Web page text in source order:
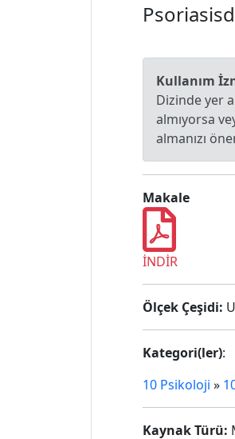
Kullanım
Dizinde yer
almıyorsa
almanızı
Makale
İNDİR
Ölçek Çeşidi:
Kategori(ler):
10 Psikoloji »
Kaynak Türü: